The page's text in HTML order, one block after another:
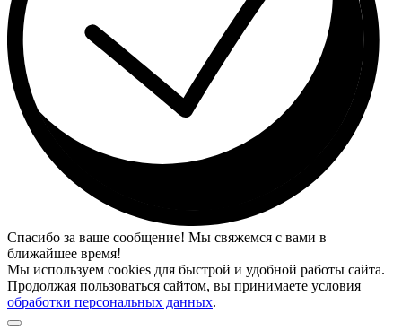
Спасибо за ваше сообщение! Мы свяжемся с вами в
ближайшее время!
Мы используем cookies для быстрой и удобной работы сайта.
Продолжая пользоваться сайтом, вы принимаете условия
обработки персональных данных.